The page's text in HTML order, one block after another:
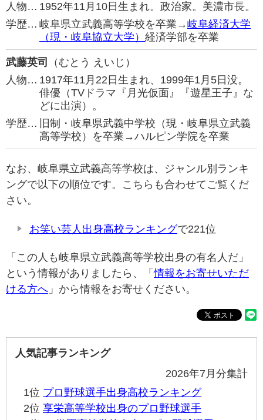
人物… 1952年11月10日生まれ。政治家。美濃市長。
学歴… 岐阜県立武義高等学校を卒業→岐阜経済大学
（現・岐阜協立大学） 経済学部を卒業
武藤英司
（むとう えいじ）
人物… 1917年11月22日生まれ、1999年1月5日没。
俳優（TVドラマ『月光仮面』『遊星王子』な
どに出演）。
学歴…
旧制・岐阜県武義中学校（現・岐阜県立武義
高等学校）を卒業→ハルピン学院を卒業
なお、岐阜県立武義高等学校は、ジャンル別ランキ
ングで以下の順位です。こちらも合わせてご覧くだ
さい。
お笑い芸人出身高校ランキングで221位
「この人も岐阜県立武義高等学校出身の有名人だ」
という情報がありましたら、「情報をお寄せいただ
ける方へ 」から情報をお寄せください。
人気記事ランキング
2026年7月分集計
1位 プロ野球選手出身高校ランキング
2位 享栄高等学校出身のプロ野球選手